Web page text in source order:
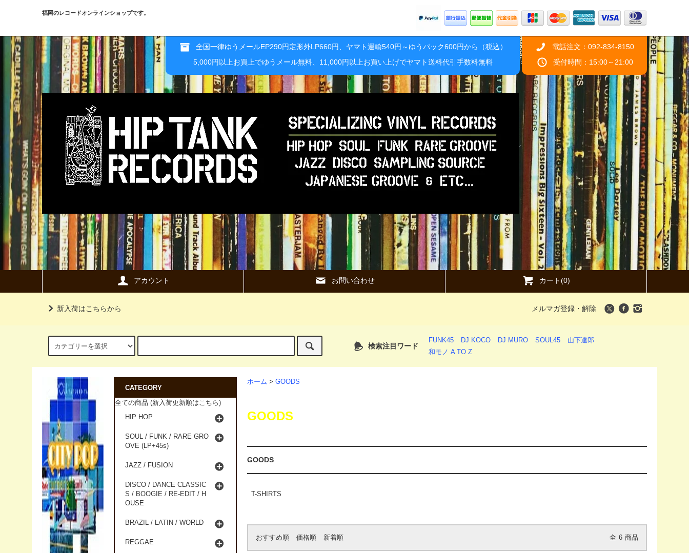
福岡のレコードオンラインショップです。
全国一律ゆうメールEP290円定形外LP660円、ヤマト運輸540円～ゆうパック600円から（税込）
5,000円以上お買上でゆうメール無料、11,000円以上お買い上げでヤマト送料代引手数料無料
電話注文：092-834-8150
受付時間：15:00～21:00
アカウント お問い合わせ カート(0)
新入荷はこちらから メルマガ登録・解除
検索注目ワード
FUNK45 DJ KOCO DJ MURO SOUL45
山下達郎
和モノ A TO Z
ホーム > GOODS
GOODS
GOODS
T-SHIRTS
おすすめ順 価格順 新着順 全 6 商品
CATEGORY
全ての商品 (新入荷更新順はこちら)
HIP HOP
SOUL / FUNK / RARE GRO
OVE (LP+45s)
JAZZ / FUSION
DISCO / DANCE CLASSIC
S / BOOGIE / RE-EDIT / H
OUSE
BRAZIL / LATIN / WORLD
REGGAE